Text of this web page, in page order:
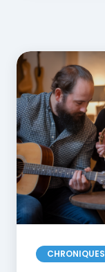
CHRONIQUES